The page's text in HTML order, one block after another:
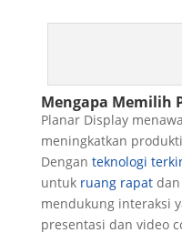
Mengapa Memilih
Planar Display
meningkatkan
Dengan teknologi
untuk ruang rapatdan
mendukung interaksi
presentasi dan video